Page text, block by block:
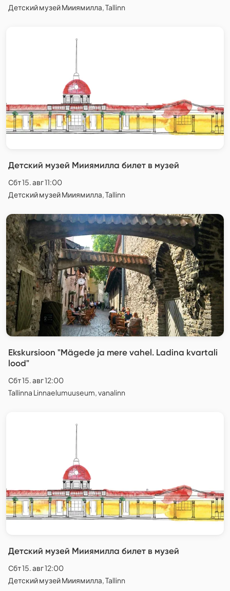
Детский музей Мииямилла, Tallinn
Детский музей Мииямилла билет в музей
Сбт 15. авг 11:00
Детский музей Мииямилла, Tallinn
Ekskursioon "Mägede ja mere vahel. Ladina kvartali
lood"
Сбт 15. авг 12:00
Tallinna Linnaelumuuseum, vanalinn
Детский музей Мииямилла билет в музей
Сбт 15. авг 12:00
Детский музей Мииямилла, Tallinn